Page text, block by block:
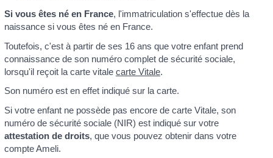
Si vous êtes né en France, l'immatriculation s'effectue dès la
naissance si vous êtes né en France.
Toutefois, c'est à partir de ses 16 ans que votre enfant prend
connaissance de son numéro complet de sécurité sociale,
lorsqu'il reçoit la carte vitale carte Vitale.
Son numéro est en effet indiqué sur la carte.
Si votre enfant ne possède pas encore de carte Vitale, son
numéro de sécurité sociale (NIR) est indiqué sur votre
attestation de droits, que vous pouvez obtenir dans votre
compte Ameli.